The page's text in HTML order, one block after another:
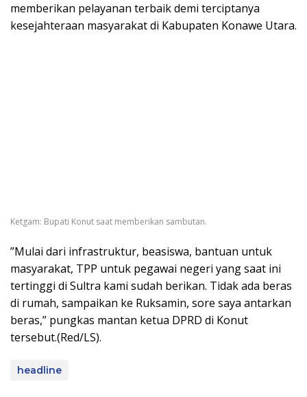
memberikan pelayanan terbaik demi terciptanya
kesejahteraan masyarakat di Kabupaten Konawe Utara.
Ketgam: Bupati Konut saat memberikan sambutan.
”Mulai dari infrastruktur, beasiswa, bantuan untuk
masyarakat, TPP untuk pegawai negeri yang saat ini
tertinggi di Sultra kami sudah berikan. Tidak ada beras
di rumah, sampaikan ke Ruksamin, sore saya antarkan
beras,” pungkas mantan ketua DPRD di Konut
tersebut.(Red/LS).
headline